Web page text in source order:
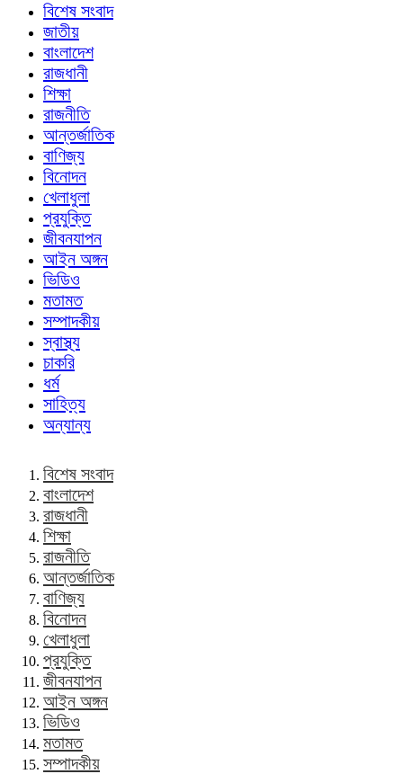
বিশেষ সংবাদ
জাতীয়
বাংলাদেশ
রাজধানী
শিক্ষা
রাজনীতি
আন্তর্জাতিক
বাণিজ্য
বিনোদন
খেলাধুলা
প্রযুক্তি
জীবনযাপন
আইন অঙ্গন
ভিডিও
মতামত
সম্পাদকীয়
স্বাস্থ্য
চাকরি
ধর্ম
সাহিত্য
অন্যান্য
বিশেষ সংবাদ
বাংলাদেশ
রাজধানী
শিক্ষা
রাজনীতি
আন্তর্জাতিক
বাণিজ্য
বিনোদন
খেলাধুলা
প্রযুক্তি
জীবনযাপন
আইন অঙ্গন
ভিডিও
মতামত
সম্পাদকীয়